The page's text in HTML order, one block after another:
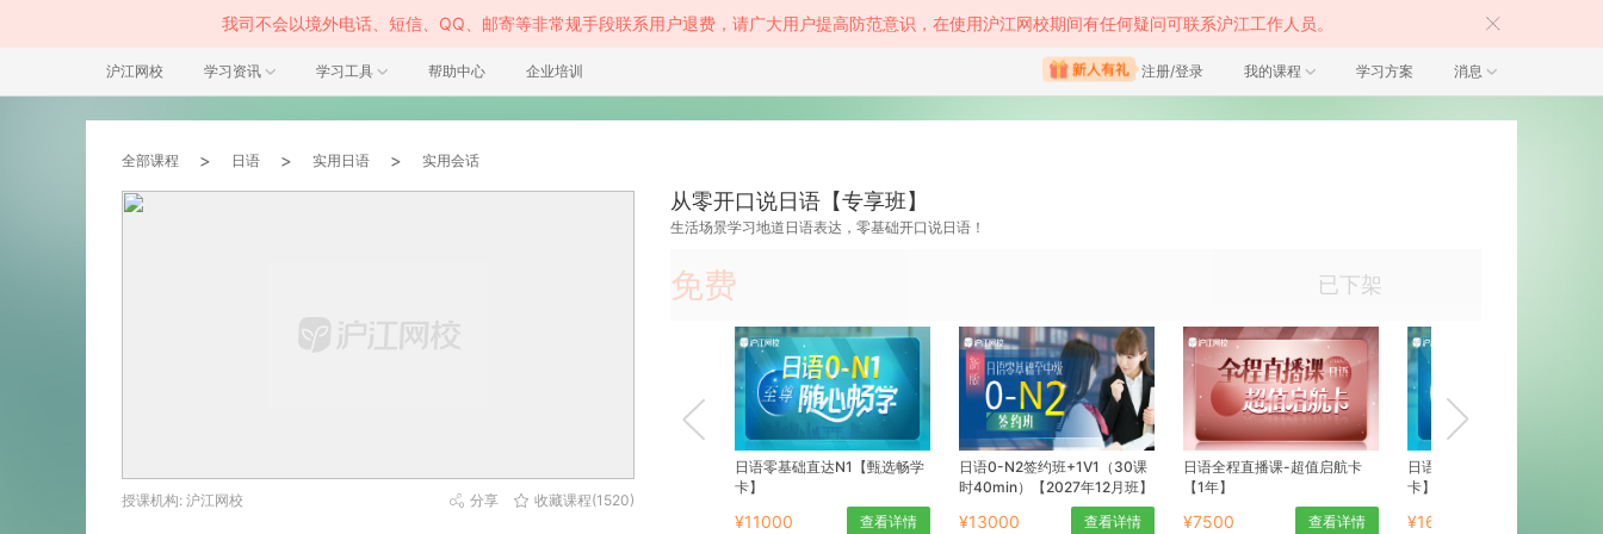
我司不会以境外电话、短信、QQ、邮寄等非常规手段联系用户退费，请广大用户提高防范意识，在使用沪江网校期间有任何疑问可联系沪江工作人员。
沪江网校 学习资讯 学习工具 帮助中心 企业培训 注册/登录 我的课程 学习方案 消息
全部课程 > 日语 > 实用日语 > 实用会话
授课机构: 沪江网校 分享 收藏课程(1520)
从零开口说日语【专享班】
生活场景学习地道日语表达，零基础开口说日语！
免费 已下架
日语零基础直达N1【甄选畅学
卡】
¥11000 查看详情
日语0-N2签约班+1V1（30课
时40min）【2027年12月班】
¥13000 查看详情
日语全程直播课-超值启航卡
【1年】
¥7500 查看详情
日语零基础直达N1【至尊畅学
卡】
¥16000